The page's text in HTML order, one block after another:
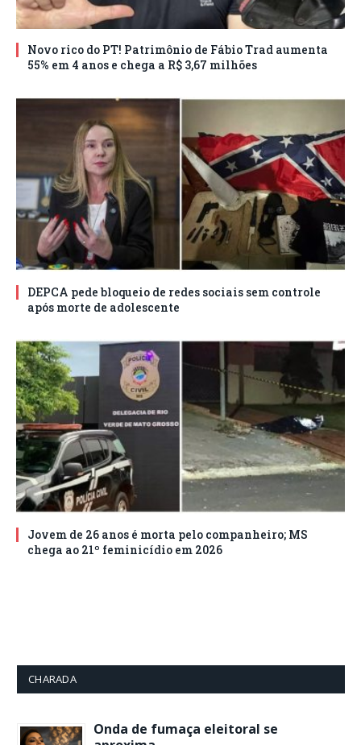
Novo rico do PT! Patrimônio de Fábio Trad aumenta
55% em 4 anos e chega a R$ 3,67 milhões
DEPCA pede bloqueio de redes sociais sem controle
após morte de adolescente
Jovem de 26 anos é morta pelo companheiro; MS
chega ao 21º feminicídio em 2026
CHARADA
Onda de fumaça eleitoral se